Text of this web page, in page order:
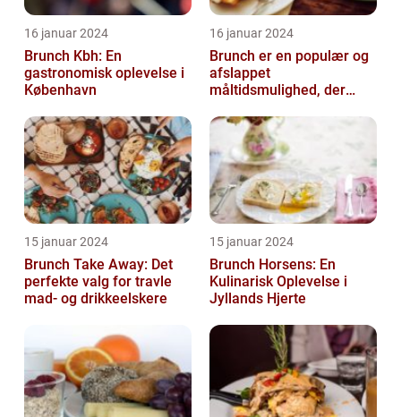
16 januar 2024
Brunch Kbh: En
gastronomisk oplevelse i
København
16 januar 2024
Brunch er en populær og
afslappet
måltidsmulighed, der
fra både morgenmad og
15 januar 2024
Brunch Take Away: Det
perfekte valg for travle
mad- og drikkeelskere
15 januar 2024
Brunch Horsens: En
Kulinarisk Oplevelse i
Jyllands Hjerte